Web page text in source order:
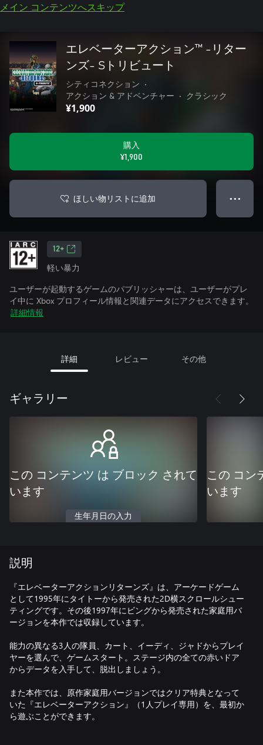
メイン コンテンツへスキップ
エレベーターアクション™ -リター
ンズ- Sトリビュート
シティコネクション
•
アクション & アドベンチャー
• クラシック
¥1,900
購入
¥1,900
ほしい物リストに追加 ● ● ●
12+
軽い暴力
ユーザーが起動するゲームのパブリッシャーは、ユーザーがプレ
イ中に Xbox プロフィール情報と関連データにアクセスできます。
詳細情報
詳細 レビュー その他
ギャラリー
この コンテンツ は ブロック されて
います
生年月日の入力
この コン
います
説明
『エレベーターアクションリターンズ』は、アーケードゲーム
として1995年にタイトーから発売された2D横スクロールシュー
ティングです。その後1997年にビングから発売された家庭用バ
ージョンを本作では収録しています。
能力の異なる3人の隊員、カート、イーディ、ジャドからプレイ
ヤーを選んで、ゲームスタート。ステージ内の全ての赤いドア
からデータを入手して、脱出しましょう。
また本作では、原作家庭用バージョンではクリア特典となって
いた『エレベーターアクション』（1人プレイ専用）を、最初か
ら遊ぶことができます。